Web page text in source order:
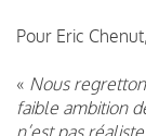
Pour Eric
« Nous
faible ambition
n’est pas